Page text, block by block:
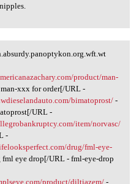
product/man-
xxx for order[/URL -
bimatoprost/-
URL -
item/norvasc/
-
drug/fml-eye-
eye drop[/URL - fml-eye-drop
product/diltiazem/-